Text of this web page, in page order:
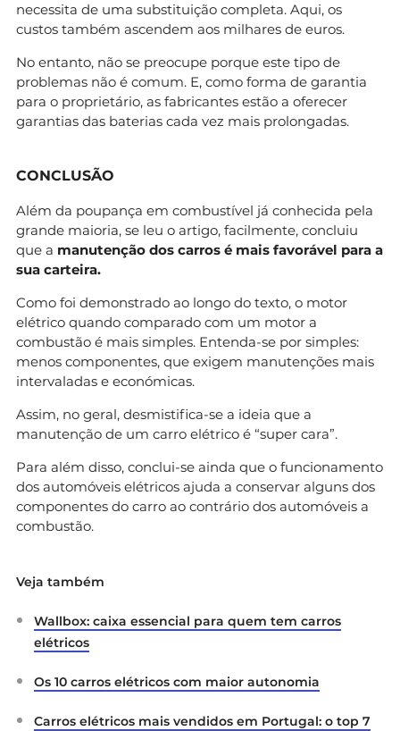
necessita de uma substituição completa. Aqui, os
custos também ascendem aos milhares de euros.
No entanto, não se preocupe porque este tipo de
problemas não é comum. E, como forma de garantia
para o proprietário, as fabricantes estão a oferecer
garantias das baterias cada vez mais prolongadas.
CONCLUSÃO
Além da poupança em combustível já conhecida pela
grande maioria, se leu o artigo, facilmente, concluiu
que a manutenção dos carros é mais favorável para a
sua carteira.
Como foi demonstrado ao longo do texto, o motor
elétrico quando comparado com um motor a
combustão é mais simples. Entenda-se por simples:
menos componentes, que exigem manutenções mais
intervaladas e económicas.
Assim, no geral, desmistifica-se a ideia que a
manutenção de um carro elétrico é “super cara”.
Para além disso, conclui-se ainda que o funcionamento
dos automóveis elétricos ajuda a conservar alguns dos
componentes do carro ao contrário dos automóveis a
combustão.
Veja também
Wallbox: caixa essencial para quem tem carros
elétricos
Os 10 carros elétricos com maior autonomia
Carros elétricos mais vendidos em Portugal: o top 7